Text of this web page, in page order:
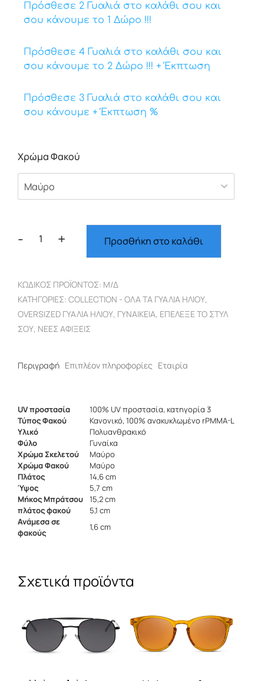
Πρόσθεσε 2 Γυαλιά στο καλάθι σου και
σου κάνουμε το 1 Δώρο !!!
Πρόσθεσε 4 Γυαλιά στο καλάθι σου και
σου κάνουμε το 2 Δώρο !!! + Έκπτωση
Πρόσθεσε 3 Γυαλιά στο καλάθι σου και
σου κάνουμε + Έκπτωση %
Χρώμα Φακού
-
Oversized
μαύρος
φακός
6016
ποσότητα
+ Προσθήκη στο καλάθι
ΚΩΔΙΚΌΣ ΠΡΟΪΌΝΤΟΣ: Μ/Δ
ΚΑΤΗΓΟΡΊΕΣ: COLLECTION - ΌΛΑ ΤΑ ΓΥΑΛΙΆ ΗΛΊΟΥ,
OVERSIZED ΓΥΑΛΙΆ ΗΛΊΟΥ, ΓΥΝΑΙΚΕΊΑ, ΕΠΈΛΕΞΕ ΤΟ ΣΤΥΛ
ΣΟΥ, ΝΈΕΣ ΑΦΊΞΕΙΣ
Περιγραφή Επιπλέον πληροφορίες Εταιρία
UV προστασία
100% UV προστασία, κατηγορία 3
Τύπος Φακού
Κανονικό, 100% ανακυκλωμένο rPMMA-L
Υλικό
Πολυανθρακικό
Φύλο
Γυναίκα
Χρώμα Σκελετού
Μαύρο
Χρώμα Φακού
Μαύρο
Πλάτος
14,6 cm
Ύψος
5,7 cm
Μήκος Μπράτσου
15,2 cm
πλάτος φακού
5,1 cm
Ανάμεσα σε
φακούς
1,6 cm
Σχετικά προϊόντα
το
προϊόν
έχει
πολλαπλές
προϊόν
έχει
πολλαπλές